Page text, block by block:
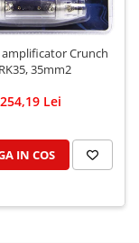
Crunch
35mm2
254,19 Lei
IN COS